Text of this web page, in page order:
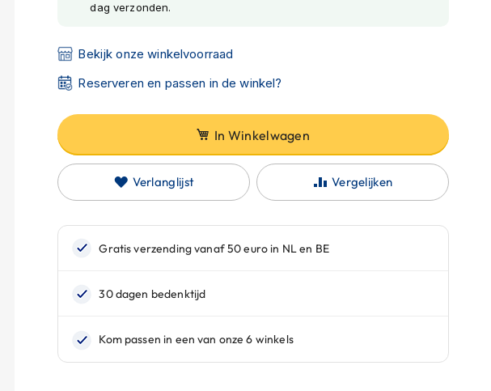
dag verzonden.
Bekijk onze winkelvoorraad
Reserveren en passen in de winkel?
In Winkelwagen
Verlanglijst Vergelijken